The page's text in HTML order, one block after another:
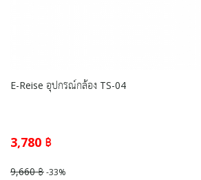
E-Reise อุปกรณ์กล้อง TS-04
3,780 ฿
9,660 ฿-33%